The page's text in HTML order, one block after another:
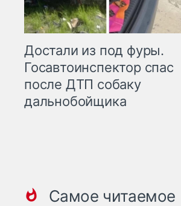
Достали из под фуры.
Госавтоинспектор спас
после ДТП собаку
дальнобойщика
Самое читаемое